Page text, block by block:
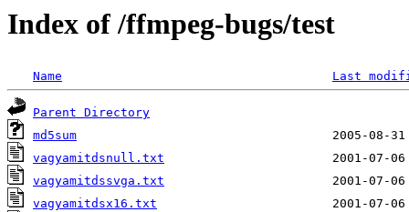
Index of /ffmpeg-bugs/test
Name Last
Parent Directory
md5sum
vagyamitdsnull.txt
vagyamitdssvga.txt
vagyamitdsx16.txt